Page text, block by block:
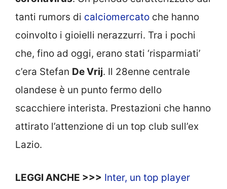
tanti rumors di calciomercato che hanno
coinvolto i gioielli nerazzurri. Tra i pochi
che, fino ad oggi, erano stati ‘risparmiati’
c’era Stefan De Vrij. Il 28enne centrale
olandese è un punto fermo dello
scacchiere interista. Prestazioni che hanno
attirato l’attenzione di un top club sull’ex
Lazio.
LEGGI ANCHE >>> Inter, un top player